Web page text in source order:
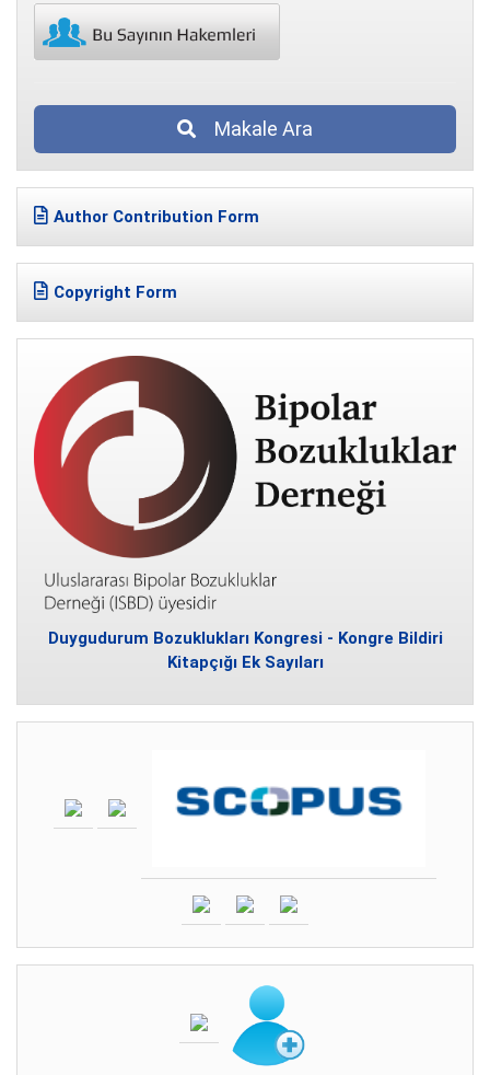
Makale Ara
Author Contribution Form
Copyright Form
Duygudurum Bozuklukları Kongresi - Kongre Bildiri
Kitapçığı Ek Sayıları